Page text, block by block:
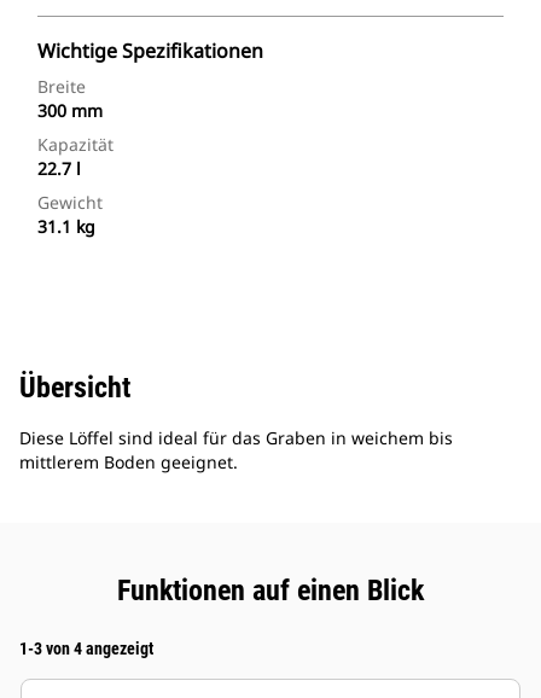
Wichtige Spezifikationen
Breite
300 mm
Kapazität
22.7 l
Gewicht
31.1 kg
Übersicht
Diese Löffel sind ideal für das Graben in weichem bis
mittlerem Boden geeignet.
Funktionen auf einen Blick
1-3 von 4 angezeigt